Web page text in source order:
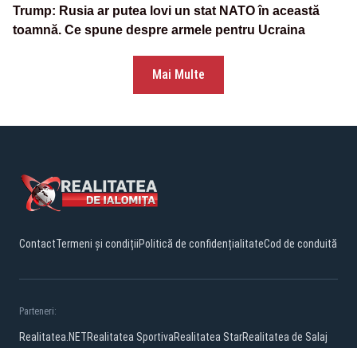
Trump: Rusia ar putea lovi un stat NATO în această
toamnă. Ce spune despre armele pentru Ucraina
Mai Multe
ContactTermeni și condițiiPolitică de confidențialitateCod de conduită
Parteneri:
Realitatea.NETRealitatea SportivaRealitatea StarRealitatea de Salaj